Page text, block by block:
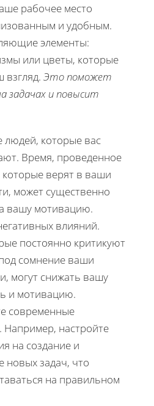
рабочее место
и удобным.
элементы:
или цветы, которые
взгляд. Это поможет
задачах и повысит
людей, которые вас
Время, проведенное
которые верят в ваши
может существенно
вашу мотивацию.
влияний.
постоянно критикуют
сомнение ваши
могут снижать вашу
и мотивацию.
современные
Например, настройте
на создание и
новых задач, что
на правильном